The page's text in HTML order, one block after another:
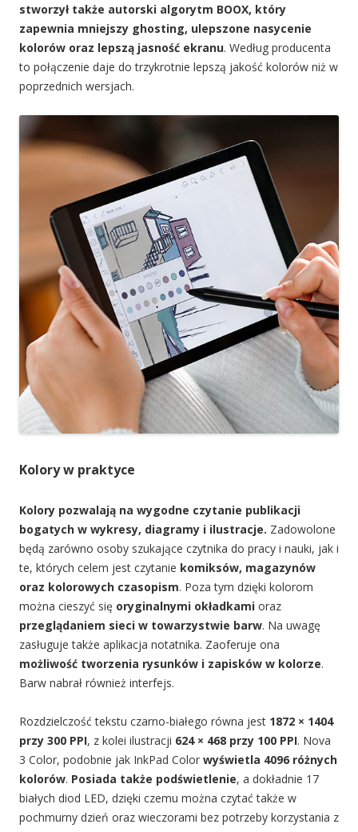
stworzył także autorski algorytm BOOX, który
zapewnia mniejszy ghosting, ulepszone nasycenie
kolorów oraz lepszą jasność ekranu. Według producenta
to połączenie daje do trzykrotnie lepszą jakość kolorów niż w
poprzednich wersjach.
Kolory w praktyce
Kolory pozwalają na wygodne czytanie publikacji
bogatych w wykresy, diagramy i ilustracje. Zadowolone
będą zarówno osoby szukające czytnika do pracy i nauki, jak i
te, których celem jest czytanie komiksów, magazynów
oraz kolorowych czasopism. Poza tym dzięki kolorom
można cieszyć się oryginalnymi okładkami oraz
przeglądaniem sieci w towarzystwie barw. Na uwagę
zasługuje także aplikacja notatnika. Zaoferuje ona
możliwość tworzenia rysunków i zapisków w kolorze.
Barw nabrał również interfejs.
Rozdzielczość tekstu czarno-białego równa jest 1872 × 1404
przy 300 PPI, z kolei ilustracji 624 × 468 przy 100 PPI. Nova
3 Color, podobnie jak InkPad Color wyświetla 4096 różnych
kolorów. Posiada także podświetlenie, a dokładnie 17
białych diod LED, dzięki czemu można czytać także w
pochmurny dzień oraz wieczorami bez potrzeby korzystania z